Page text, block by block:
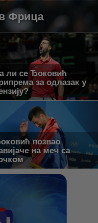
Фрица
ли се Ђоковић
за одлазак у
позвао
на меч са